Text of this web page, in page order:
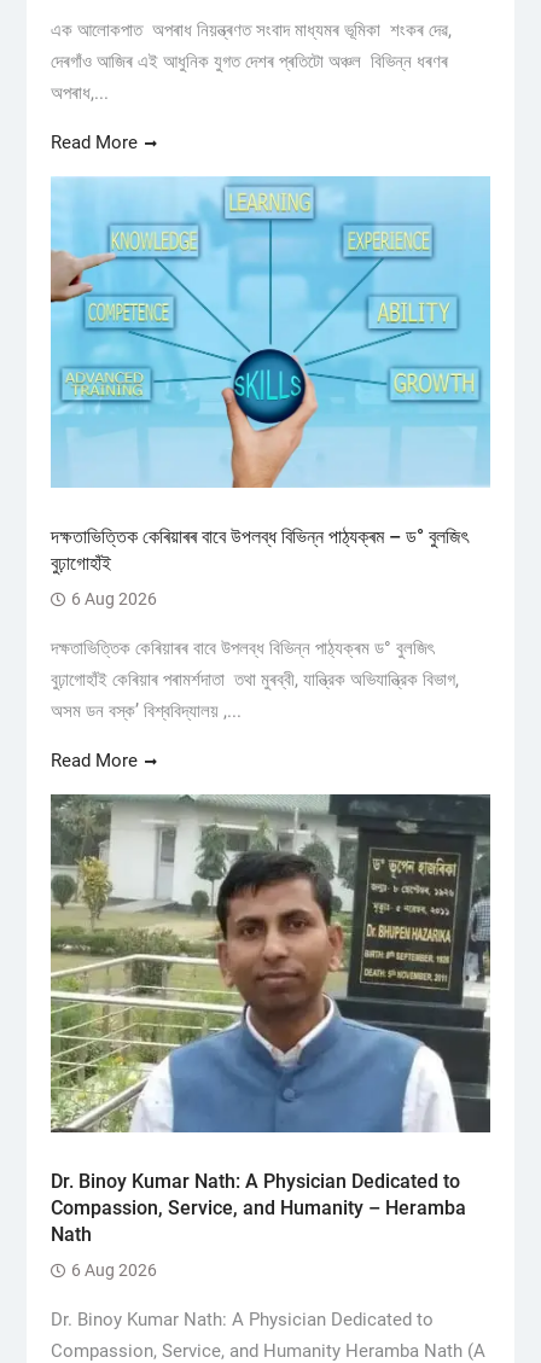
এক আলোকপাত অপৰাধ নিয়ন্ত্ৰণত সংবাদ মাধ্যমৰ ভূমিকা শংকৰ দেৱ,
দেৰগাঁও আজিৰ এই আধুনিক যুগত দেশৰ প্ৰতিটো অঞ্চল বিভিন্ন ধৰণৰ
অপৰাধ,...
Read More
দক্ষতাভিত্তিক কেৰিয়াৰৰ বাবে উপলব্ধ বিভিন্ন পাঠ্যক্ৰম – ড° বুলজিৎ
বুঢ়াগোহাঁই
6 Aug 2026
দক্ষতাভিত্তিক কেৰিয়াৰৰ বাবে উপলব্ধ বিভিন্ন পাঠ্যক্ৰম ড° বুলজিৎ
বুঢ়াগোহাঁই কেৰিয়াৰ পৰামৰ্শদাতা তথা মুৰব্বী, যান্ত্রিক অভিযান্ত্রিক বিভাগ,
অসম ডন বস্ক’ বিশ্ববিদ্যালয় ,...
Read More
Dr. Binoy Kumar Nath: A Physician Dedicated to
Compassion, Service, and Humanity – Heramba
Nath
6 Aug 2026
Dr. Binoy Kumar Nath: A Physician Dedicated to
Compassion, Service, and Humanity Heramba Nath (A